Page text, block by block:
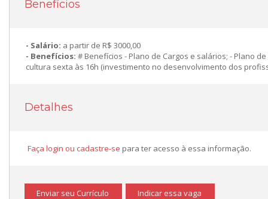
Benefícios
Salário: a partir de R$ 3000,00
Benefícios: # Benefícios - Plano de Cargos e salários; - Plano
cultura sexta às 16h (investimento no desenvolvimento dos
Detalhes
Faça login ou cadastre-se para ter acesso à essa informação.
Enviar seu Currículo Indicar essa vaga